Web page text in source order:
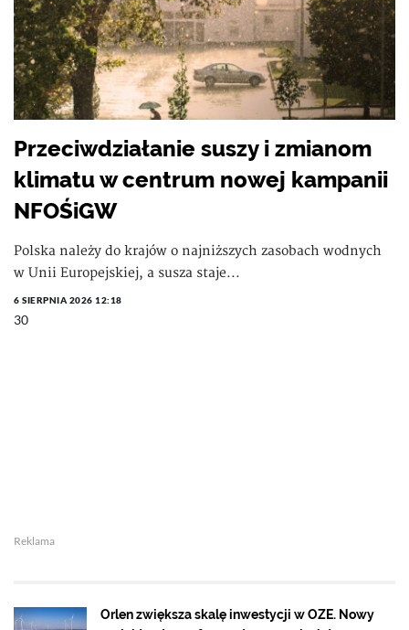
Przeciwdziałanie suszy i zmianom
klimatu w centrum nowej kampanii
NFOŚiGW
Polska należy do krajów o najniższych zasobach wodnych
w Unii Europejskiej, a susza staje...
6 SIERPNIA 2026 12:18
30
Reklama
Orlen zwiększa skalę inwestycji w OZE. Nowy